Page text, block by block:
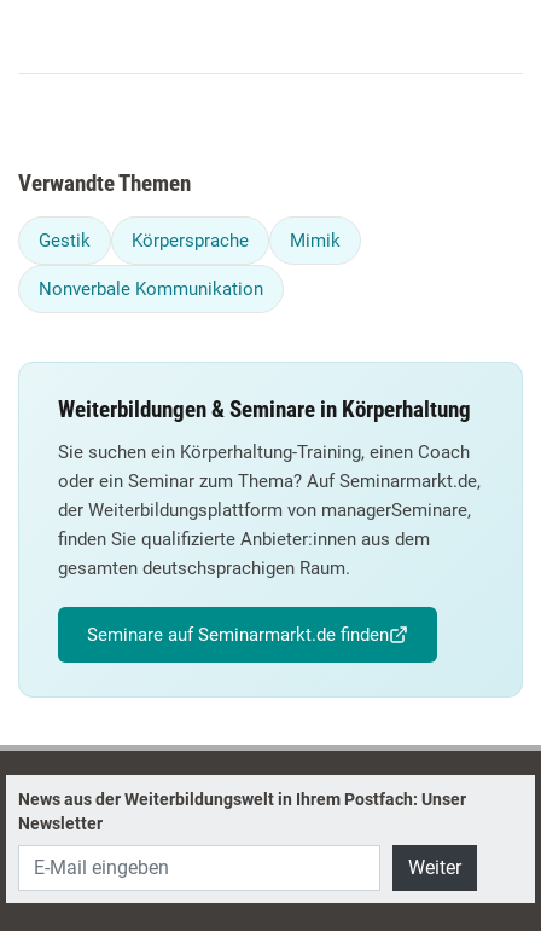
Verwandte Themen
Gestik Körpersprache Mimik
Nonverbale Kommunikation
Weiterbildungen & Seminare in Körperhaltung
Sie suchen ein Körperhaltung-Training, einen Coach
oder ein Seminar zum Thema? Auf Seminarmarkt.de,
der Weiterbildungsplattform von managerSeminare,
finden Sie qualifizierte Anbieter:innen aus dem
gesamten deutschsprachigen Raum.
Seminare auf Seminarmarkt.de finden
News aus der Weiterbildungswelt in Ihrem Postfach: Unser
Newsletter
Weiter